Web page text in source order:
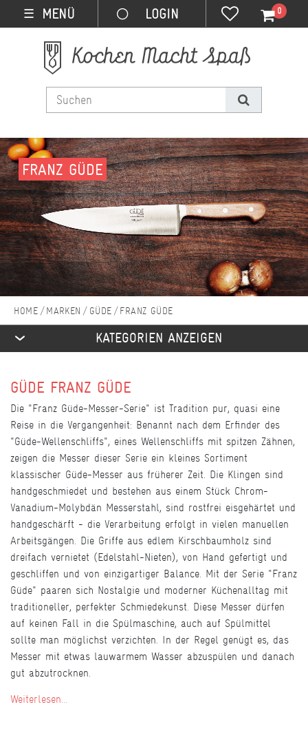
☰ MENÜ 0
FRANZ GÜDE
MARKEN GÜDE FRANZ GÜDE
KATEGORIEN ANZEIGEN
GÜDE FRANZ GÜDE
Die "Franz Güde-Messer-Serie" ist Tradition pur, quasi eine
Reise in die Vergangenheit: Benannt nach dem Erfinder des
"Güde-Wellenschliffs", eines Wellenschliffs mit spitzen Zähnen,
zeigen die Messer dieser Serie ein kleines Sortiment
klassischer Güde-Messer aus früherer Zeit. Die Klingen sind
handgeschmiedet und bestehen aus einem Stück Chrom-
Vanadium-Molybdän Messerstahl, sind rostfrei eisgehärtet und
handgeschärft - die Verarbeitung erfolgt in vielen manuellen
Arbeitsgängen. Die Griffe aus edlem Kirschbaumholz sind
dreifach vernietet (Edelstahl-Nieten), von Hand gefertigt und
geschliffen und von einzigartiger Balance. Mit der Serie "Franz
Güde" paaren sich Nostalgie und moderner Küchenalltag mit
traditioneller, perfekter Schmiedekunst. Diese Messer dürfen
auf keinen Fall in die Spülmaschine, auch auf Spülmittel
sollte man möglichst verzichten. In der Regel genügt es, das
Messer mit etwas lauwarmem Wasser abzuspülen und danach
gut abzutrocknen.
Weiterlesen...